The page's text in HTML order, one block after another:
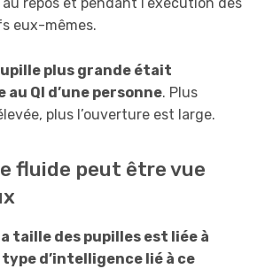
au repos et pendant l’exécution des
eux-mêmes.
plus grande était
QI d’une personne. Plus
plus l’ouverture est large.
fluide peut être vue
taille des pupilles est liée à
d’intelligence lié à ce